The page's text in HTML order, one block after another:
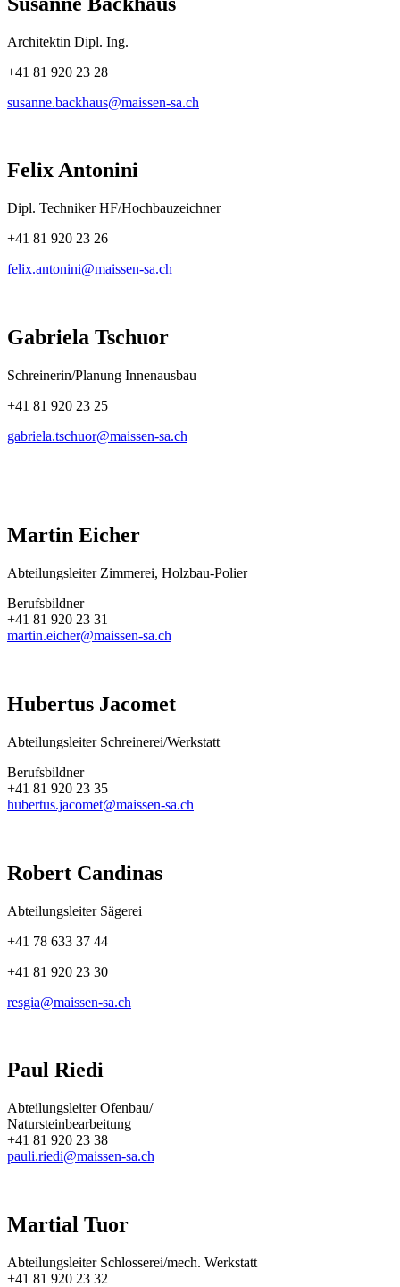
Architektin Dipl. Ing.
+41 81 920 23 28
susanne.backhaus@maissen-sa.ch
Felix Antonini
Dipl. Techniker HF/Hochbauzeichner
+41 81 920 23 26
felix.antonini@maissen-sa.ch
Gabriela Tschuor
Schreinerin/Planung Innenausbau
+41 81 920 23 25
gabriela.tschuor@maissen-sa.ch
Martin Eicher
Abteilungsleiter Zimmerei, Holzbau-Polier
Berufsbildner
+41 81 920 23 31
martin.eicher@maissen-sa.ch
Hubertus Jacomet
Abteilungsleiter Schreinerei/Werkstatt
Berufsbildner
+41 81 920 23 35
hubertus.jacomet@maissen-sa.ch
Robert Candinas
Abteilungsleiter Sägerei
+41 78 633 37 44
+41 81 920 23 30
resgia@maissen-sa.ch
Paul Riedi
Abteilungsleiter Ofenbau/
Natursteinbearbeitung
+41 81 920 23 38
pauli.riedi@maissen-sa.ch
Martial Tuor
Abteilungsleiter Schlosserei/mech. Werkstatt
+41 81 920 23 32